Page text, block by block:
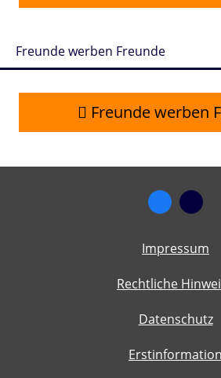
Freunde werben Freunde
Freunde werben
Impressum
Rechtliche
Datenschutz
Erstinformation